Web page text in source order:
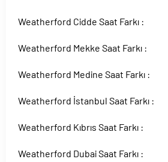
Weatherford Cidde Saat Farkı :
Weatherford Mekke Saat Farkı :
Weatherford Medine Saat Farkı :
Weatherford İstanbul Saat Farkı :
Weatherford Kıbrıs Saat Farkı :
Weatherford Dubai Saat Farkı :